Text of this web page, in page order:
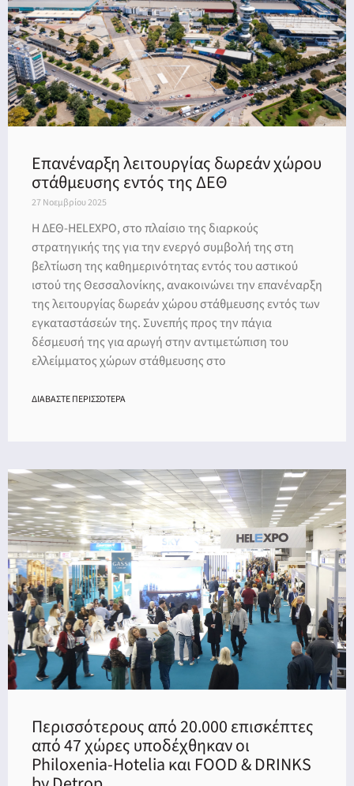
Επανέναρξη λειτουργίας δωρεάν χώρου
στάθμευσης εντός της ΔΕΘ
27 Νοεμβρίου 2025
Η ΔΕΘ-HELEXPO, στο πλαίσιο της διαρκούς
στρατηγικής της για την ενεργό συμβολή της στη
βελτίωση της καθημερινότητας εντός του αστικού
ιστού της Θεσσαλονίκης, ανακοινώνει την επανέναρξη
της λειτουργίας δωρεάν χώρου στάθμευσης εντός των
εγκαταστάσεών της. Συνεπής προς την πάγια
δέσμευσή της για αρωγή στην αντιμετώπιση του
ελλείμματος χώρων στάθμευσης στο
ΔΙΑΒΑΣΤΕ ΠΕΡΙΣΣΟΤΕΡΑ
Περισσότερους από 20.000 επισκέπτες
από 47 χώρες υποδέχθηκαν οι
Philoxenia-Hotelia και FOOD & DRINKS